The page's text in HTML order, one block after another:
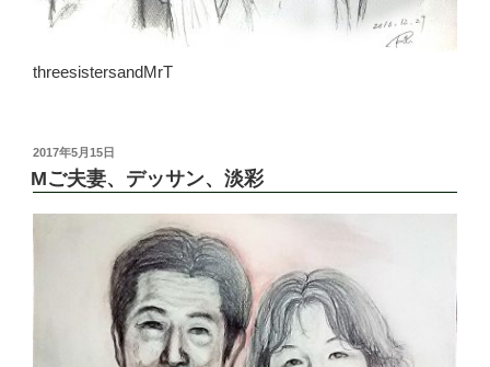
threesistersandMrT
投
稿
日:
2017年5月15日
Mご夫妻、デッサン、淡彩